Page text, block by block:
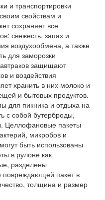
и транспортировки
свойствам и
сохраняет все
свежесть, запах и
воздухообмена, а также
для заморозки
защищают
и воздействия
хранить в них молоко и
и бытовых продуктов.
для пикника и отдыха на
с собой бутерброды,
Целлофановые пакеты
микробов и
быть использованы
в рулоне как
разделены
повреждающей пакет в
толщина и размер